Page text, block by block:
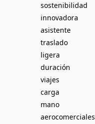
sostenibilidad
innovadora
asistente
traslado
ligera
duración
viajes
carga
mano
aerocomerciales